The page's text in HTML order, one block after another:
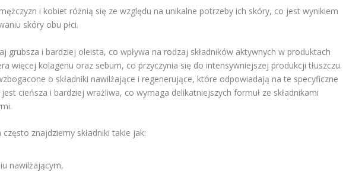
i kobiet różnią się ze względu na unikalne potrzeby ich skóry, co jest wynikiem
skóry obu płci.
grubsza i bardziej oleista, co wpływa na rodzaj składników aktywnych w produktach
więcej kolagenu oraz sebum, co przyczynia się do intensywniejszej produkcji tłuszczu.
o składniki nawilżające i regenerujące, które odpowiadają na te specyficzne
cieńsza i bardziej wrażliwa, co wymaga delikatniejszych formuł ze składnikami
znajdziemy składniki takie jak:
nawilżającym,